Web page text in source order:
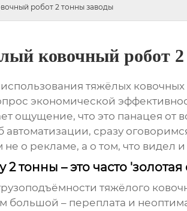
робот 2 тонны заводы
ковочный робот
тяжёлых ковочных
экономической
ощущение, что это панацея от
автоматизации, сразу
не о рекламе, а о том, что видел
2 тонны – это часто
тяжёлого
большой – переплата и